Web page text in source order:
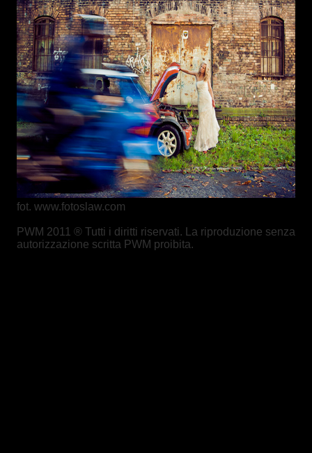
fot. www.fotoslaw.com
PWM 2011 ® Tutti i diritti riservati. La riproduzione senza
autorizzazione scritta PWM proibita.